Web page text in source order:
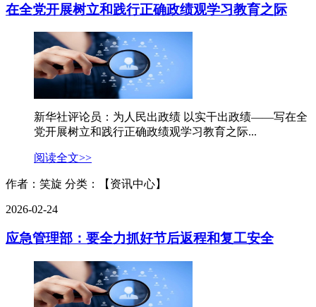
在全党开展树立和践行正确政绩观学习教育之际
新华社评论员：为人民出政绩 以实干出政绩——写在全
党开展树立和践行正确政绩观学习教育之际...
阅读全文>>
作者：笑旋 分类：【资讯中心】
2026-02-24
应急管理部：要全力抓好节后返程和复工安全